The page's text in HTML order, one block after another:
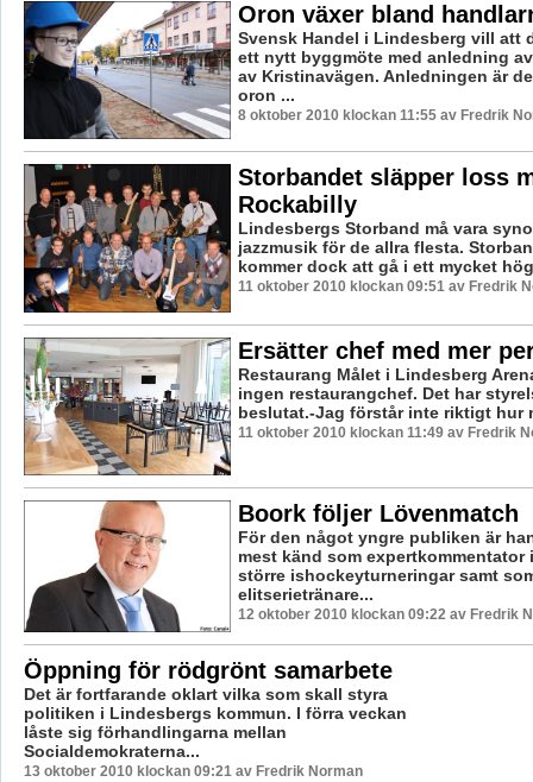
Oron växer bland
Svensk Handel i Lindesberg vill att
ett nytt byggmöte med anledning
av Kristinavägen. Anledningen är
oron ...
8 oktober 2010 klockan 11:55 av Fredrik
Storbandet släpper loss
Rockabilly
Lindesbergs Storband må vara
jazzmusik för de allra flesta.
kommer dock att gå i ett mycket
11 oktober 2010 klockan 09:51 av Fredrik
Ersätter chef med mer
Restaurang Målet i Lindesberg
ingen restaurangchef. Det har
beslutat.-Jag förstår inte riktigt hur
11 oktober 2010 klockan 11:49 av Fredrik
Boork följer Lövenmatch
För den något yngre publiken är
mest känd som expertkommentator
större ishockeyturneringar samt
elitserietränare...
12 oktober 2010 klockan 09:22 av Fredrik
Öppning för rödgrönt samarbete
Det är fortfarande oklart vilka som skall styra
politiken i Lindesbergs kommun. I förra veckan
låste sig förhandlingarna mellan
Socialdemokraterna...
13 oktober 2010 klockan 09:21 av Fredrik Norman